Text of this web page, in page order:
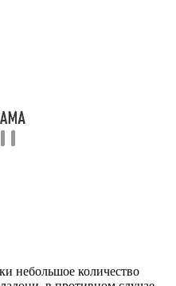
небольшое количество